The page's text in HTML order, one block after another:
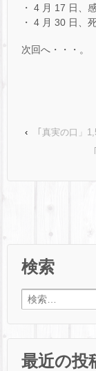
・ 4 月 17 日、
・ 4 月 30 日、
次回へ・・・。
‹
｢真実の口」
検索
検索:
最近の投